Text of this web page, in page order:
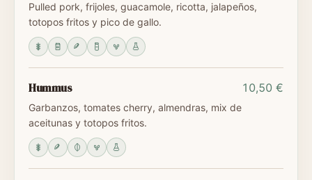
Pulled pork, frijoles, guacamole, ricotta, jalapeños,
totopos fritos y pico de gallo.
Hummus 10,50 €
Garbanzos, tomates cherry, almendras, mix de
aceitunas y totopos fritos.